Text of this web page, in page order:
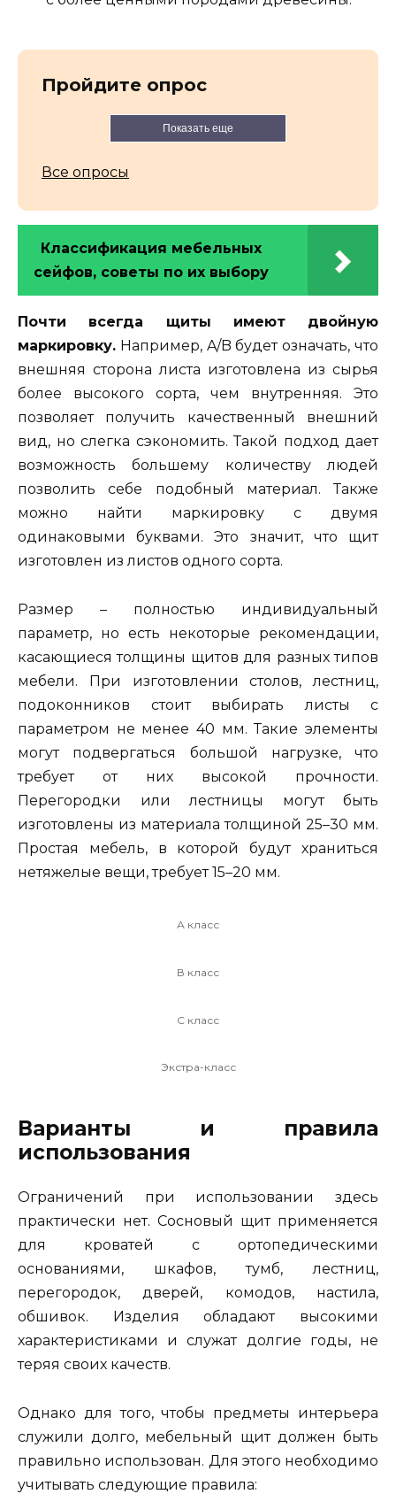
Пройдите опрос
Показать еще
Все опросы
Классификация мебельных
сейфов, советы по их выбору
Почти всегда щиты имеют двойную
маркировку. Например, A/B будет означать, что
внешняя сторона листа изготовлена из сырья
более высокого сорта, чем внутренняя. Это
позволяет получить качественный внешний
вид, но слегка сэкономить. Такой подход дает
возможность большему количеству людей
позволить себе подобный материал. Также
можно найти маркировку с двумя
одинаковыми буквами. Это значит, что щит
изготовлен из листов одного сорта.
Размер – полностью индивидуальный
параметр, но есть некоторые рекомендации,
касающиеся толщины щитов для разных типов
мебели. При изготовлении столов, лестниц,
подоконников стоит выбирать листы с
параметром не менее 40 мм. Такие элементы
могут подвергаться большой нагрузке, что
требует от них высокой прочности.
Перегородки или лестницы могут быть
изготовлены из материала толщиной 25–30 мм.
Простая мебель, в которой будут храниться
нетяжелые вещи, требует 15–20 мм.
А класс
В класс
С класс
Экстра-класс
Варианты и правила
использования
Ограничений при использовании здесь
практически нет. Сосновый щит применяется
для кроватей с ортопедическими
основаниями, шкафов, тумб, лестниц,
перегородок, дверей, комодов, настила,
обшивок. Изделия обладают высокими
характеристиками и служат долгие годы, не
теряя своих качеств.
Однако для того, чтобы предметы интерьера
служили долго, мебельный щит должен быть
правильно использован. Для этого необходимо
учитывать следующие правила: